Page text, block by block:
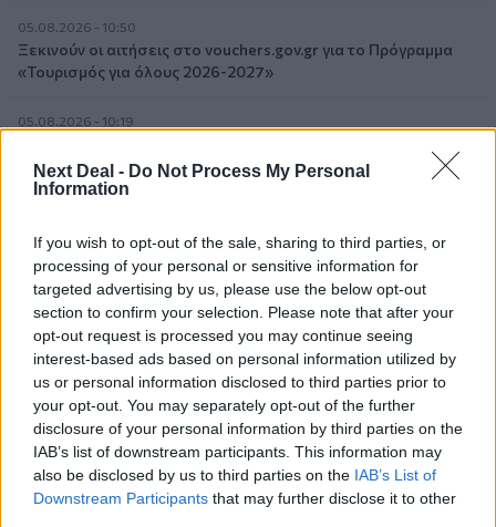
Next Deal - Do Not Process My Personal
Information
If you wish to opt-out of the sale, sharing to third parties, or
processing of your personal or sensitive information for
targeted advertising by us, please use the below opt-out
section to confirm your selection. Please note that after your
opt-out request is processed you may continue seeing
interest-based ads based on personal information utilized by
us or personal information disclosed to third parties prior to
your opt-out. You may separately opt-out of the further
disclosure of your personal information by third parties on the
IAB’s list of downstream participants. This information may
also be disclosed by us to third parties on the IAB’s List of
Downstream Participants that may further disclose it to other
05.08.2026 - 10:50
Ξεκινούν οι αιτήσεις στο vouchers.gov.gr για το Πρόγραμμα
«Τουρισμός για όλους 2026-2027»
05.08.2026 - 10:19
δασικών εκτάσεων στην Ελλάδα σε λίγες μόλις μέρες
Η Ελλάδα που αντιστέκεται και επιμένει να μην ασφαλίζεται!
05.08.2026 - 09:20
Καλοκαιρινό ταξίδι: Οι 8 συμβουλές που αξίζει να δώσει κάθε
ασφαλιστής στους πελάτες του
05.08.2026 - 08:51
Το εκλογικό «καμπανάκι» της Goldman Sachs, η ισχυρή
πιστωτική επέκταση των ελληνικών τραπεζών, το «πάρτι»
στις αγορές, οι «κρυμμένες» αξίες της ΓΕΚ ΤΕΡΝΑ
05.08.2026 - 08:37